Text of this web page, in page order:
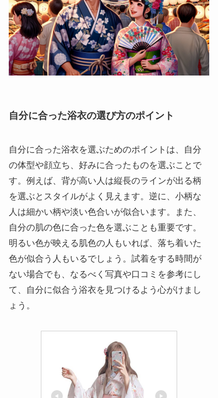
自分に合った浴衣の選び方のポイント
自分に合った浴衣を選ぶためのポイントは、自分
の体型や顔立ち、好みに合ったものを選ぶことで
す。例えば、背が高い人は縦長のラインが出る柄
を選ぶとスタイルがよく見えます。逆に、小柄な
人は細かい柄や淡い色合いが似合います。また、
自分の肌の色に合った色を選ぶことも重要です。
明るい色が映える肌色の人もいれば、落ち着いた
色が似合う人もいるでしょう。試着をする時間が
ない場合でも、なるべく写真や口コミを参考にし
て、自分に似合う浴衣を見つけるよう心がけまし
ょう。